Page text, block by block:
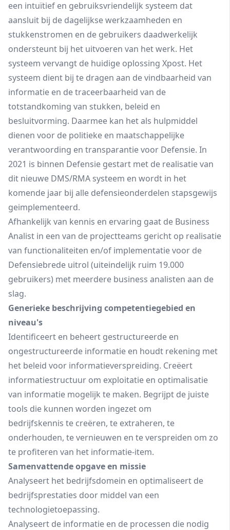
een intuïtief en gebruiksvriendelijk systeem dat
aansluit bij de dagelijkse werkzaamheden en
stukkenstromen en de gebruikers daadwerkelijk
ondersteunt bij het uitvoeren van het werk. Het
systeem vervangt de huidige oplossing Xpost. Het
systeem dient bij te dragen aan de vindbaarheid van
informatie en de traceerbaarheid van de
totstandkoming van stukken, beleid en
besluitvorming. Daarmee kan het als hulpmiddel
dienen voor de politieke en maatschappelijke
verantwoording en transparantie voor Defensie. In
2021 is binnen Defensie gestart met de realisatie van
dit nieuwe DMS/RMA systeem en wordt in het
komende jaar bij alle defensieonderdelen stapsgewijs
geimplementeerd.
Afhankelijk van kennis en ervaring gaat de Business
Analist in een van de projectteams gericht op realisatie
van functionaliteiten en/of implementatie voor de
Defensiebrede uitrol (uiteindelijk ruim 19.000
gebruikers) met meerdere business analisten aan de
slag.
Generieke beschrijving competentiegebied en
niveau's
Identificeert en beheert gestructureerde en
ongestructureerde informatie en houdt rekening met
het beleid voor informatieverspreiding. Creëert
informatiestructuur om exploitatie en optimalisatie
van informatie mogelijk te maken. Begrijpt de juiste
tools die kunnen worden ingezet om
bedrijfskennis te creëren, te extraheren, te
onderhouden, te vernieuwen en te verspreiden om zo
te profiteren van het informatie-item.
Samenvattende opgave en missie
Analyseert het bedrijfsdomein en optimaliseert de
bedrijfsprestaties door middel van een
technologietoepassing.
Analyseert de informatie en de processen die nodig